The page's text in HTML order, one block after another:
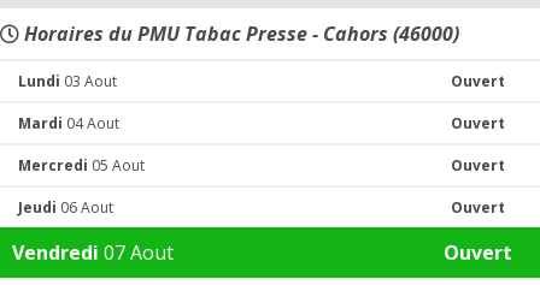
Horaires du PMU Tabac Presse - Cahors (46000)
Lundi 03 Aout Ouvert
Mardi 04 Aout Ouvert
Mercredi 05 Aout Ouvert
Jeudi 06 Aout Ouvert
Vendredi 07 Aout Ouvert